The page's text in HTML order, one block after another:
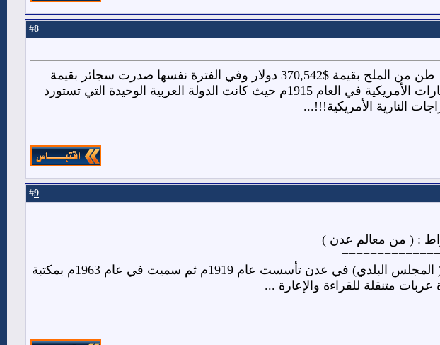
8
صدرت مستوطنة عدن في الفترة من العام 1914-1915م 161,218 طن من الملح بقيمة $370,542 دولار وفي الفترة نفسها صدرت سجائر بقيمة
$13,705 دولار الى مختلف أنحاء العالم...كما كانت عدن سوق للسيارات الأمريكية في العام 1915م حيث كانت الدولة العربية الوحيدة التي تستورد
النارية الأمريكية!!!...
9
: ( من معالم عدن )
مكتبة عريقة في كريتر , مبناها ملحق ببناية بلدية عدن سابقا صاحبها ( المجلس البلدي) في عدن تأسست عام 1919م ثم سميت في عام 1963م بمكتبة
متنقلة للقراءة والإعارة ...